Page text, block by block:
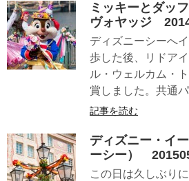
ミッキーとダッ
ヴォヤッジ
ディズニーシーへ
歩した後、リドア
ル・ウェルカム・
賞しました。共通
記事を読む
ディズニー・イ
ーシー）
この日は久しぶり